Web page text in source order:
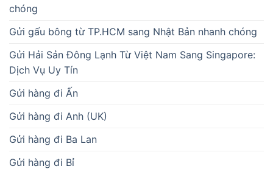
chóng
Gửi gấu bông từ TP.HCM sang Nhật Bản nhanh chóng
Gửi Hải Sản Đông Lạnh Từ Việt Nam Sang Singapore:
Dịch Vụ Uy Tín
Gửi hàng đi Ấn
Gửi hàng đi Anh (UK)
Gửi hàng đi Ba Lan
Gửi hàng đi Bỉ